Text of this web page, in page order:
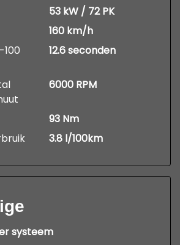
53 kW / 72 PK
160 km/h
12.6 seconden
6000 RPM
93 Nm
3.8 l/100km
systeem